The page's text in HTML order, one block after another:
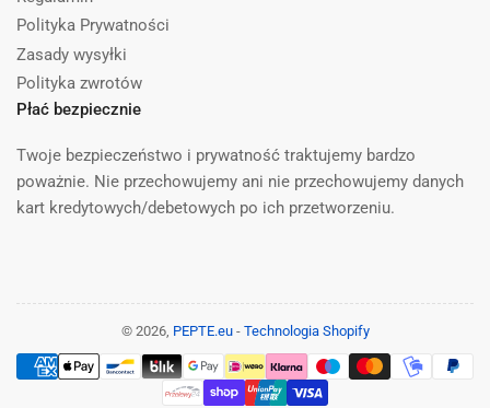
Polityka Prywatności
Zasady wysyłki
Polityka zwrotów
Płać bezpiecznie
Twoje bezpieczeństwo i prywatność traktujemy bardzo
poważnie. Nie przechowujemy ani nie przechowujemy danych
kart kredytowych/debetowych po ich przetworzeniu.
© 2026, PEPTE.eu- Technologia Shopify
Metody
płatności